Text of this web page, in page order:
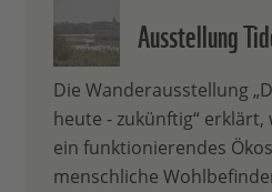
Ausstellung
Die Wanderausstellung
heute - zukünftig“ erklärt,
ein funktionierendes
menschliche